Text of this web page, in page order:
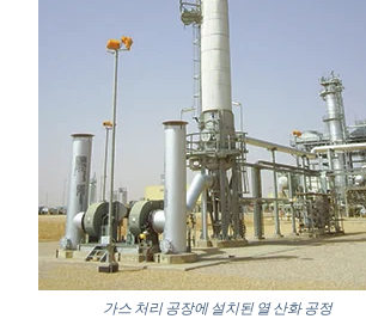
가스 처리 공장에 설치된 열 산화 공정